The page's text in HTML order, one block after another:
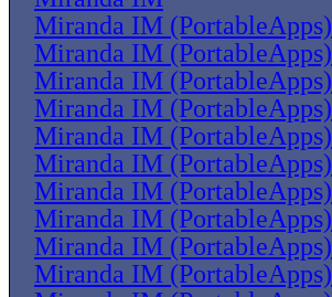
Miranda IM (PortableApps)
Miranda IM (PortableApps)
Miranda IM (PortableApps)
Miranda IM (PortableApps)
Miranda IM (PortableApps)
Miranda IM (PortableApps)
Miranda IM (PortableApps)
Miranda IM (PortableApps)
Miranda IM (PortableApps)
Miranda IM (PortableApps)